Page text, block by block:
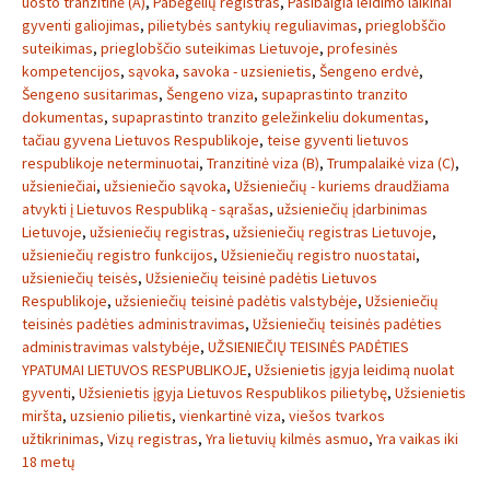
gyventi galiojimas, pilietybės santykių reguliavimas, prieglobščio
suteikimas, prieglobščio suteikimas Lietuvoje, profesinės
kompetencijos, sąvoka, savoka - uzsienietis, Šengeno erdvė,
Šengeno susitarimas, Šengeno viza, supaprastinto tranzito
dokumentas, supaprastinto tranzito geležinkeliu dokumentas,
tačiau gyvena Lietuvos Respublikoje, teise gyventi lietuvos
respublikoje neterminuotai, Tranzitinė viza (B), Trumpalaikė viza (C),
užsieniečiai, užsieniečio sąvoka, Užsieniečių - kuriems draudžiama
atvykti į Lietuvos Respubliką - sąrašas, užsieniečių įdarbinimas
Lietuvoje, užsieniečių registras, užsieniečių registras Lietuvoje,
užsieniečių registro funkcijos, Užsieniečių registro nuostatai,
užsieniečių teisės, Užsieniečių teisinė padėtis Lietuvos
Respublikoje, užsieniečių teisinė padėtis valstybėje, Užsieniečių
teisinės padėties administravimas, Užsieniečių teisinės padėties
administravimas valstybėje, UŽSIENIEČIŲ TEISINĖS PADĖTIES
YPATUMAI LIETUVOS RESPUBLIKOJE, Užsienietis įgyja leidimą nuolat
gyventi, Užsienietis įgyja Lietuvos Respublikos pilietybę, Užsienietis
miršta, uzsienio pilietis, vienkartinė viza, viešos tvarkos
užtikrinimas, Vizų registras, Yra lietuvių kilmės asmuo, Yra vaikas iki
18 metų